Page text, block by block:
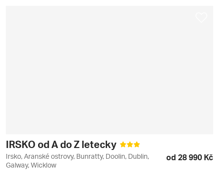
IRSKO od A do Z letecky
Irsko, Aranské ostrovy, Bunratty, Doolin, Dublin,
Galway, Wicklow
od 28 990 Kč